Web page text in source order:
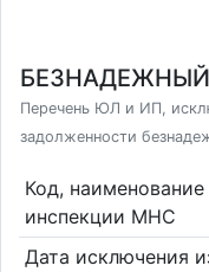
Перечень ЮЛ и ИП,
задолженности
Код, наименование
инспекции МНС
Дата исключения